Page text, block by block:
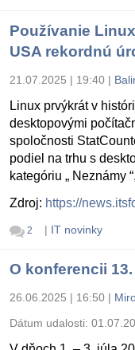
Používanie
USA rekordnú
21.07.2025 | 19:40 |
Linux prvýkrát v
desktopovými
spoločnosti
podiel na trhu s
kategóriu „ Neznámy
Zdroj: https://
2 | IT novinky
O konferencii
26.06.2025 | 16:50 |
Dátum udalosti: